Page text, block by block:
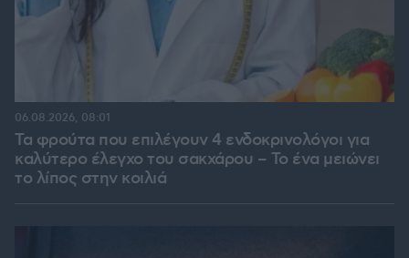
Τα φρούτα που επιλέγουν 4 ενδοκρινολόγοι για
καλύτερο έλεγχο του σακχάρου – Το ένα μειώνει
το λίπος στην κοιλιά
06.08.2026, 08:01